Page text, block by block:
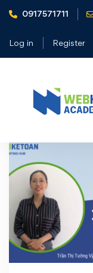
0917571711
Log in Register
Home Tiếng anh
Tag: